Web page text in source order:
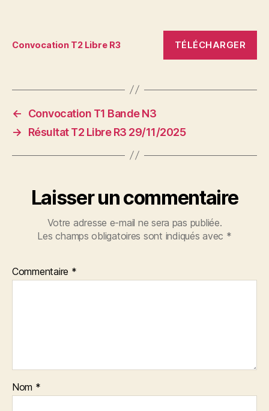
Convocation T2 Libre R3 TÉLÉCHARGER
←
Convocation T1 Bande N3
→
Résultat T2 Libre R3 29/11/2025
Laisser un commentaire
Votre adresse e-mail ne sera pas publiée.
Les champs obligatoires sont indiqués avec *
Commentaire *
Nom *